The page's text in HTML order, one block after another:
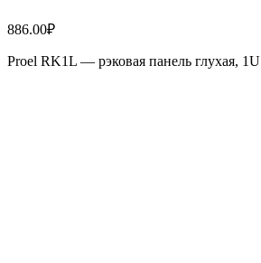
886.00₽
Proel RK1L — рэковая панель глухая, 1U